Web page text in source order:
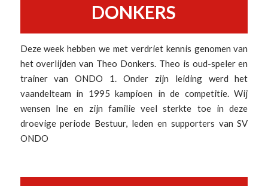
DONKERS
Deze week hebben we met verdriet kennis genomen van
het overlijden van Theo Donkers. Theo is oud-speler en
trainer van ONDO 1. Onder zijn leiding werd het
vaandelteam in 1995 kampioen in de competitie. Wij
wensen Ine en zijn familie veel sterkte toe in deze
droevige periode Bestuur, leden en supporters van SV
ONDO